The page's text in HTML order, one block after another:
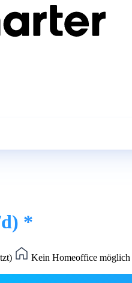
*
Kein Homeoffice möglich